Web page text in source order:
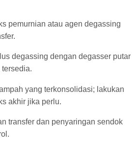
pemurnian atau agen degassing
degassing dengan degasser putar
yang terkonsolidasi; lakukan
akhir jika perlu.
transfer dan penyaringan sendok